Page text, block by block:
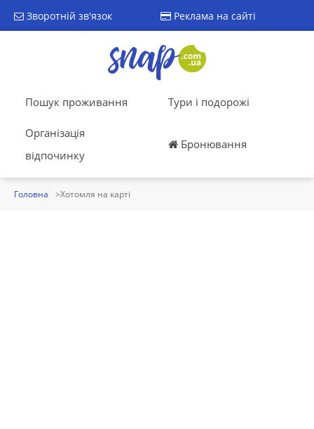
Зворотній зв'язок Реклама на сайті
Пошук проживання Тури і подорожі
Організація
відпочинку
Бронювання
Головна Хотомля на карті